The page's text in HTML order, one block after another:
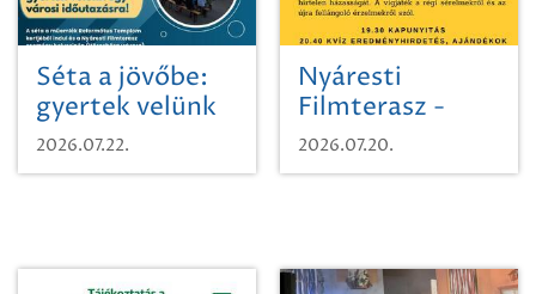
Séta a jövőbe:
gyertek velünk
egy városi
időutazásra!
2026.07.22.
Nyáresti
Filmterasz -
Beugró a
Paradicsomba
2026.07.20.